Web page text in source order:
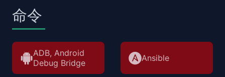
命令
ADB, Android
Debug Bridge
Ansible